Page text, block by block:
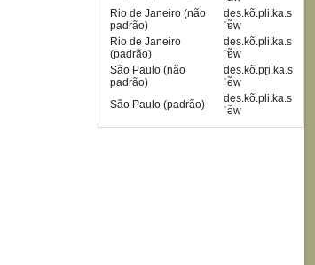
Rio de Janeiro (não
padrão)
des.kõ.pli.ka.s
ˈɐ̃w
Rio de Janeiro
(padrão)
des.kõ.pli.ka.s
ˈɐ̃w
São Paulo (não
padrão)
des.kõ.pɽi.ka.s
ˈə̃w
São Paulo (padrão)
des.kõ.pli.ka.s
ˈə̃w